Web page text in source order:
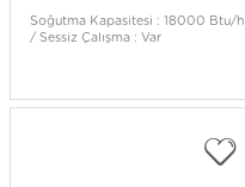
Soğutma Kapasitesi : 18000 Btu/h
/ Sessiz Çalışma : Var